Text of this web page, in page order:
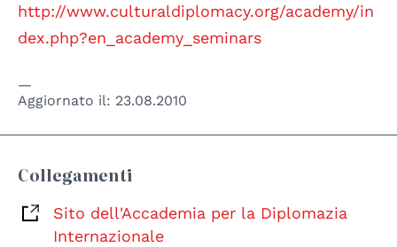
http://www.culturaldiplomacy.org/academy/in
dex.php?en_academy_seminars
Aggiornato il: 23.08.2010
Collegamenti
Sito dell'Accademia per la Diplomazia
Internazionale